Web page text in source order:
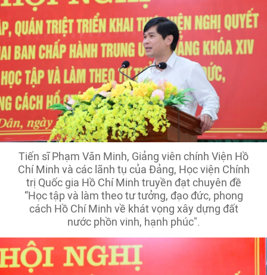
Tiến sĩ Phạm Văn Minh, Giảng viên chính Viện Hồ
Chí Minh và các lãnh tụ của Đảng, Học viện Chính
trị Quốc gia Hồ Chí Minh truyền đạt chuyên đề
“Học tập và làm theo tư tưởng, đạo đức, phong
cách Hồ Chí Minh về khát vọng xây dựng đất
nước phồn vinh, hạnh phúc".